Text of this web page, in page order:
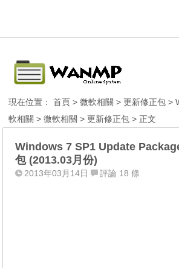
現在位置：首頁 >微軟相關 >更新修正包 >
軟相關 >微軟相關 >更新修正包 > 正文
Windows 7 SP1 Update
包 (2013.03月份)
2013年03月14日 評論 18 條